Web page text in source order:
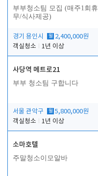
부부청소팀 모집 (매주1회휴
무/식사제공)
경기 용인시 월 2,400,000원
객실청소
1년 이상
사당역 메트로21
부부 청소팀 구합니다
서울 관악구 월 5,800,000원
객실청소
1년 이상
소마호텔
주말청소이모알바